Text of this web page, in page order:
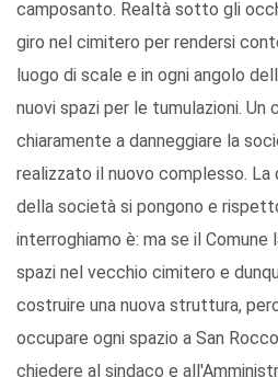
camposanto. Realtà sotto gli
giro nel cimitero per rendersi
luogo di scale e in ogni angolo
nuovi spazi per le tumulazioni. Un
chiaramente a danneggiare la
realizzato il nuovo complesso. La
della società si pongono e
interroghiamo è: ma se il Comune
spazi nel vecchio cimitero e
costruire una nuova struttura,
occupare ogni spazio a San
chiedere al sindaco e